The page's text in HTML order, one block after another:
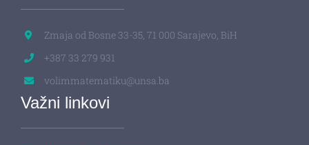
Zmaja od Bosne 33-35, 71 000 Sarajevo, BiH
+387 33 279 931
volimmatematiku@unsa.ba
Važni linkovi